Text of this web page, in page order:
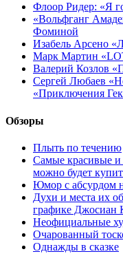
Флоор Ридер: «Я
«Вольфганг
Фоминой
Изабель Арсено
Марк Мартин
Валерий Козлов
Сергей Любаев
«Приключения
Обзоры
Плыть по течению
Самые красивые и
можно будет
Юмор с абсурдом
Духи и места их
графике Джосиан
Неофициальные
Очарованный
Однажды в сказке